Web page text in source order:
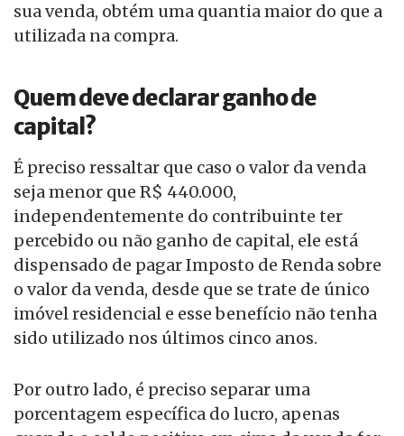
sua venda, obtém uma quantia maior do que a
utilizada na compra.
Quem deve declarar ganho de
capital?
É preciso ressaltar que caso o valor da venda
seja menor que R$ 440.000,
independentemente do contribuinte ter
percebido ou não ganho de capital, ele está
dispensado de pagar Imposto de Renda sobre
o valor da venda, desde que se trate de único
imóvel residencial e esse benefício não tenha
sido utilizado nos últimos cinco anos.
Por outro lado, é preciso separar uma
porcentagem específica do lucro, apenas